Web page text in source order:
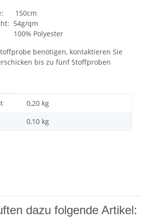
150cm
54g/qm
100% Polyester
benötigen, kontaktieren Sie
bis zu fünf Stoffproben
0,20 kg
0,10 kg
dazu folgende Artikel: